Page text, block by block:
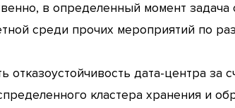
в определенный момент
среди прочих мероприятий по
отказоустойчивость дата-центра за
кластера хранения и